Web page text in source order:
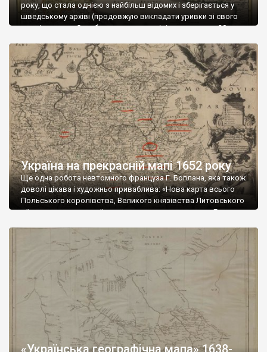
року, що стала однією з найбільш відомих і зберігається у
шведському архіві (продовжую викладати уривки зі свого
розділу книги «Скарби шведських архівів», де описав 20
вказані межі, але і назва з оформленням картуша. Назва:
“Vkrania que […]
Україна на прекрасній мапі 1652 року
Ще одна робота невтомного француза Г. Боплана, яка також
доволі цікава і художньо приваблива: «Нова карта всього
Польського королівства, Великого князівства Литовського
з їх воєводствами та їх межами докладно виконана Г.
В[еличності] військовим архітектором і капітаном». Оригінал
був доданий до книги 1652 року “Simonis Starovolsci[i] Polonia,
nunc denuo recognita et […]
«Українська географічна мапа» 1638-